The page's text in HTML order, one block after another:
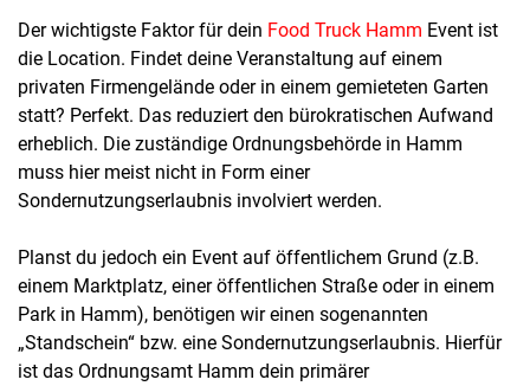
Der wichtigste Faktor für dein Food Truck Hamm Event ist
die Location. Findet deine Veranstaltung auf einem
privaten Firmengelände oder in einem gemieteten Garten
statt? Perfekt. Das reduziert den bürokratischen Aufwand
erheblich. Die zuständige Ordnungsbehörde in Hamm
muss hier meist nicht in Form einer
Sondernutzungserlaubnis involviert werden.
Planst du jedoch ein Event auf öffentlichem Grund (z.B.
einem Marktplatz, einer öffentlichen Straße oder in einem
Park in Hamm), benötigen wir einen sogenannten
„Standschein“ bzw. eine Sondernutzungserlaubnis. Hierfür
ist das Ordnungsamt Hamm dein primärer